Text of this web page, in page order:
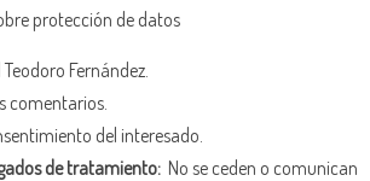
protección de datos
Fernández.
comentarios.
del interesado.
de tratamiento: No se ceden o comunican